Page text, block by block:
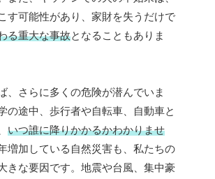
す可能性があり、家財を失うだけで
る重大な事故となることもありま
、さらに多くの危険が潜んでいま
の途中、歩行者や自転車、自動車と
いつ誰に降りかかるかわかりませ
増加している自然災害も、私たちの
きな要因です。地震や台風、集中豪